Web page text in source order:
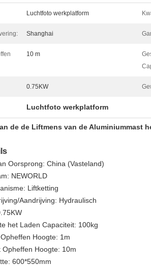
Luchtfoto werkplatform
Shanghai
10 m
0.75KW
Luchtfoto werkplatform
de de Liftmens van de Aluminiummast
Oorsprong: China (Vasteland)
NEWORLD
Liftketting
Aandrijving: Hydraulisch
het Laden Capaciteit: 100kg
Hoogte: 1m
Opheffen Hoogte: 10m
600*550mm